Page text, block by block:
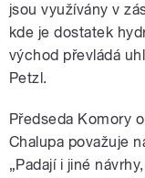
jsou využívány v
kde je dostatek
východ převládá
Petzl.
Předseda Komory
Chalupa považuje
„Padají i jiné